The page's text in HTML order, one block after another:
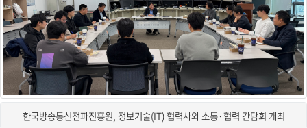
한국방송통신전파진흥원, 정보기술(IT) 협력사와 소통·협력 간담회 개최